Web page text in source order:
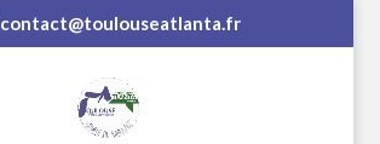
contact@toulouseatlanta.fr